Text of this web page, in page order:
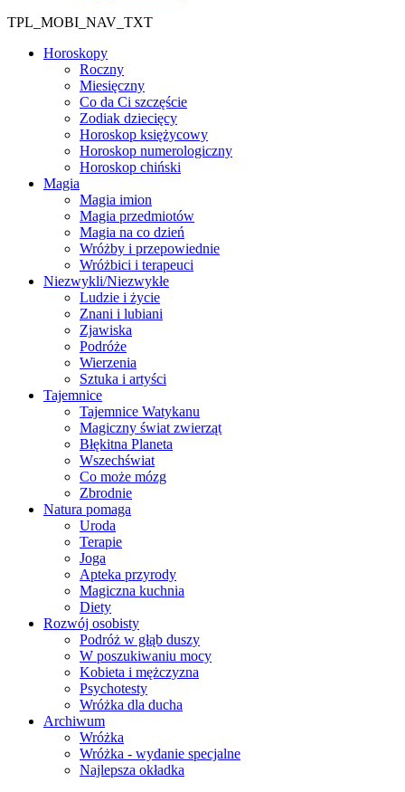
TPL_MOBI_NAV_TXT
Horoskopy
Roczny
Miesięczny
Co da Ci szczęście
Zodiak dziecięcy
Horoskop księżycowy
Horoskop numerologiczny
Horoskop chiński
Magia
Magia imion
Magia przedmiotów
Magia na co dzień
Wróżby i przepowiednie
Wróżbici i terapeuci
Niezwykli/Niezwykłe
Ludzie i życie
Znani i lubiani
Zjawiska
Podróże
Wierzenia
Sztuka i artyści
Tajemnice
Tajemnice Watykanu
Magiczny świat zwierząt
Błękitna Planeta
Wszechświat
Co może mózg
Zbrodnie
Natura pomaga
Uroda
Terapie
Joga
Apteka przyrody
Magiczna kuchnia
Diety
Rozwój osobisty
Podróż w głąb duszy
W poszukiwaniu mocy
Kobieta i mężczyzna
Psychotesty
Wróżka dla ducha
Archiwum
Wróżka
Wróżka - wydanie specjalne
Najlepsza okładka